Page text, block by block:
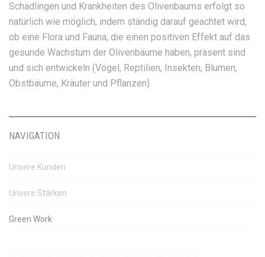
Schädlingen und Krankheiten des Olivenbaums erfolgt so
natürlich wie möglich, indem ständig darauf geachtet wird,
ob eine Flora und Fauna, die einen positiven Effekt auf das
gesunde Wachstum der Olivenbäume haben, präsent sind
und sich entwickeln (Vögel, Reptilien, Insekten, Blumen,
Obstbäume, Kräuter und Pflanzen).
NAVIGATION
Unsere Kunden
Unsere Stärken
Green Work